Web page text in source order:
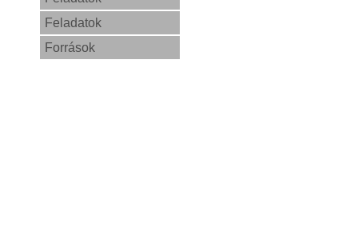
Feladatok
Források